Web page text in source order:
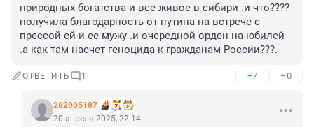
природных богатства и все живое в сибири .и что????
получила благодарность от путина на встрече с
прессой ей и ее мужу .и очередной орден на юбилей
.а как там насчет геноцида к гражданам России???.
ОТВЕТИТЬ 1 +7 –0
282905187
20 апреля 2025, 22:14